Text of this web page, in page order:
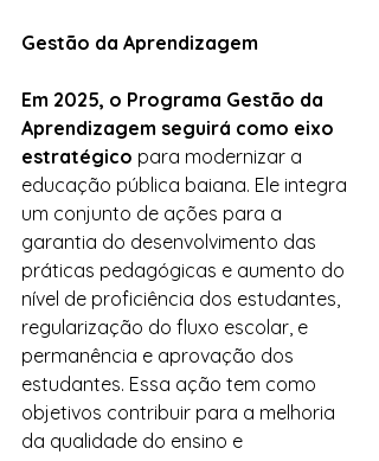
Gestão da Aprendizagem
Em 2025, o Programa Gestão da
Aprendizagem seguirá como eixo
estratégico para modernizar a
educação pública baiana. Ele integra
um conjunto de ações para a
garantia do desenvolvimento das
práticas pedagógicas e aumento do
nível de proficiência dos estudantes,
regularização do fluxo escolar, e
permanência e aprovação dos
estudantes. Essa ação tem como
objetivos contribuir para a melhoria
da qualidade do ensino e